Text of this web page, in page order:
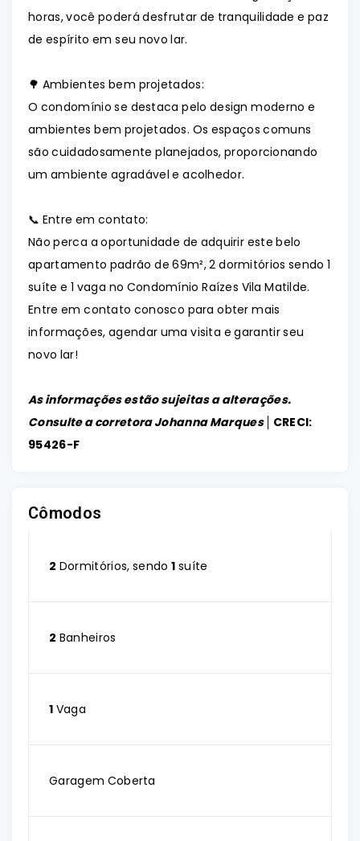
horas, você poderá desfrutar de tranquilidade e paz
de espírito em seu novo lar.
🌳 Ambientes bem projetados:
O condomínio se destaca pelo design moderno e
ambientes bem projetados. Os espaços comuns
são cuidadosamente planejados, proporcionando
um ambiente agradável e acolhedor.
📞 Entre em contato:
Não perca a oportunidade de adquirir este belo
apartamento padrão de 69m², 2 dormitórios sendo 1
suíte e 1 vaga no Condomínio Raízes Vila Matilde.
Entre em contato conosco para obter mais
informações, agendar uma visita e garantir seu
novo lar!
As informações estão sujeitas a alterações.
Consulte a corretora Johanna Marques │ CRECI:
95426-F
Cômodos
2 Dormitórios, sendo1 suíte
2 Banheiros
1 Vaga
Garagem Coberta